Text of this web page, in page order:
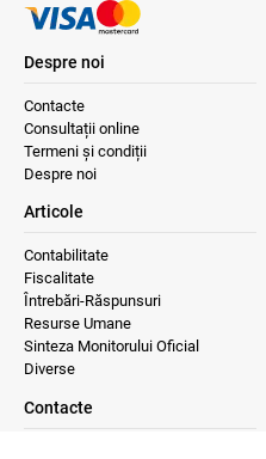
Despre noi
Contacte
Consultații online
Termeni și condiții
Despre noi
Articole
Contabilitate
Fiscalitate
Întrebări-Răspunsuri
Resurse Umane
Sinteza Monitorului Oficial
Diverse
Contacte